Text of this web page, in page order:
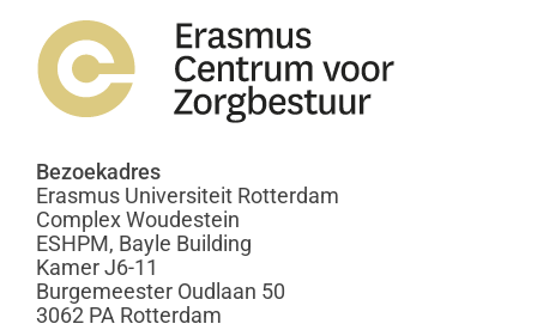
Bezoekadres
Erasmus Universiteit Rotterdam
Complex Woudestein
ESHPM, Bayle Building
Kamer J6-11
Burgemeester Oudlaan 50
3062 PA Rotterdam